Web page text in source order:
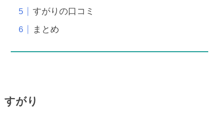
すがりの口コミ
まとめ
すがり